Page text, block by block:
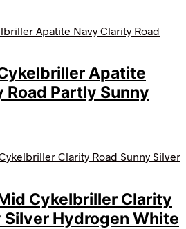
Apatite
Road Partly Sunny
Cykelbriller Clarity
Silver Hydrogen White